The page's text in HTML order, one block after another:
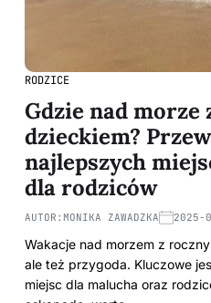
RODZICE
Gdzie nad
dzieckiem?
najlepszych
dla rodziców
AUTOR: MONIKA ZAWADZKA 2025-
Wakacje nad morzem z
ale też przygoda. Kluczowe
miejsc dla malucha oraz